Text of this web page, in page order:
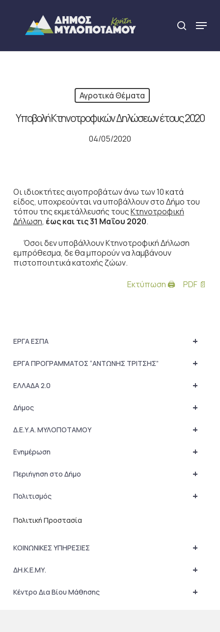
content
search
Menu
Αγροτικά Θέματα
Υποβολή Κτηνοτροφικών Δηλώσεων έτους 2020
04/05/2020
Οι ιδιοκτήτες αιγοπροβάτων άνω των 10 κατά
είδος, υποχρεούνται να υποβάλλουν στο Δήμο του
τόπου της εκμετάλλευσής τουςΚτηνοτροφική
Δήλωση, έως και τις 31 Μαΐου 2020.
Όσοι δεν υποβάλλουν Κτηνοτροφική Δήλωση
εμπρόθεσμα, δε θα μπορούν να λαμβάνουν
πιστοποιητικά κατοχής ζώων.
Εκτύπωση 🖨
PDF 📄
+
ΕΡΓΑ ΕΣΠΑ
+
ΕΡΓΑ ΠΡΟΓΡΑΜΜΑΤΟΣ “ΑΝΤΩΝΗΣ ΤΡΙΤΣΗΣ”
+
ΕΛΛΑΔΑ 2.0
+
Δήμος
+
Δ.Ε.Υ.Α. ΜΥΛΟΠΟΤΑΜΟΥ
+
Ενημέρωση
+
Περιήγηση στο Δήμο
+
Πολιτισμός
Πολιτική Προστασία
+
ΚΟΙΝΩΝΙΚΕΣ ΥΠΗΡΕΣΙΕΣ
+
ΔΗ.Κ.Ε.ΜΥ.
+
Κέντρο Δια Βίου Μάθησης
Close